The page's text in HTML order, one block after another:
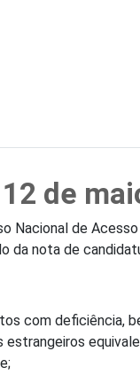
de
Nacional de
da nota de
com deficiência,
estrangeiros